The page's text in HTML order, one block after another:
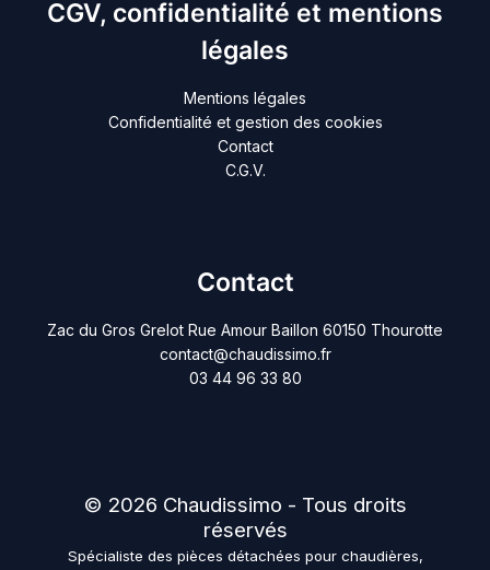
CGV, confidentialité et mentions
légales
Mentions légales
Confidentialité et gestion des cookies
Contact
C.G.V.
Contact
Zac du Gros Grelot Rue Amour Baillon 60150 Thourotte
contact@chaudissimo.fr
03 44 96 33 80
© 2026 Chaudissimo - Tous droits
réservés
Spécialiste des pièces détachées pour chaudières,